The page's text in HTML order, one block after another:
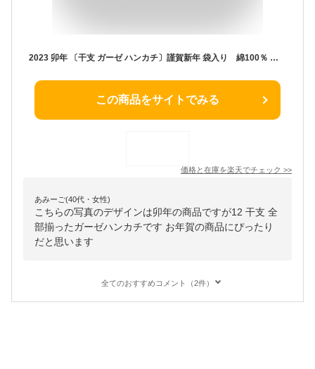
2023 卯年 〔干支 ガーゼ ハンカチ〕謹賀新年 袋入り 綿100％ 日本製 ガーゼ ハンカチ 和風 干支 十二支 暦 うさぎ 年末 年始 正月 お年賀 年賀 和風 プチギフト ギフト プレゼント
この商品をサイトでみる
価格と在庫を楽天でチェック >>
あみーご(40代・女性)
こちらの写真のデザインは卯年の商品ですが12 干支 全
部揃ったガーゼハンカチです お年賀の商品にぴったり
だと思います
全てのおすすめコメント（2件）